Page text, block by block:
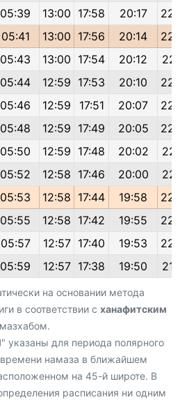
05:39 13:00 17:58 20:17
05:41 13:00 17:56 20:14
05:43 13:00 17:54 20:12
05:44 12:59 17:53 20:10
05:46 12:59 17:51 20:07
05:48 12:59 17:49 20:05
05:50 12:59 17:48 20:02
05:52 12:58 17:46 20:00
05:53 12:58 17:44 19:58
05:55 12:58 17:42 19:55
05:57 12:57 17:40 19:53
05:59 12:57 17:38 19:50
на основании метода
в соответствии с ханафитским
мазхабом.
указаны для периода полярного
намаза в ближайшем
на 45-й широте. В
расписания ни одним